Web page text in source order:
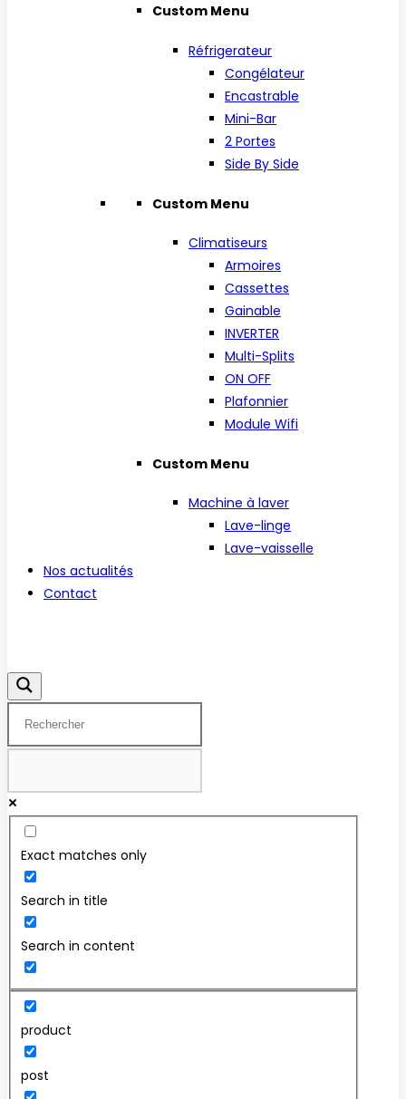
Custom Menu
Réfrigerateur
Congélateur
Encastrable
Mini-Bar
2 Portes
Side By Side
Custom Menu
Climatiseurs
Armoires
Cassettes
Gainable
INVERTER
Multi-Splits
ON OFF
Plafonnier
Module Wifi
Custom Menu
Machine à laver
Lave-linge
Lave-vaisselle
Nos actualités
Contact
Exact matches only
Search in title
Search in content
product
post